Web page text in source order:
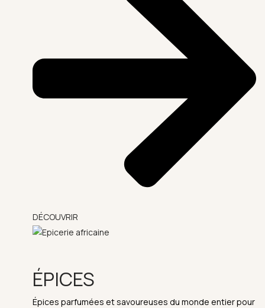
DÉCOUVRIR
ÉPICES
Épices parfumées et savoureuses du monde entier pour